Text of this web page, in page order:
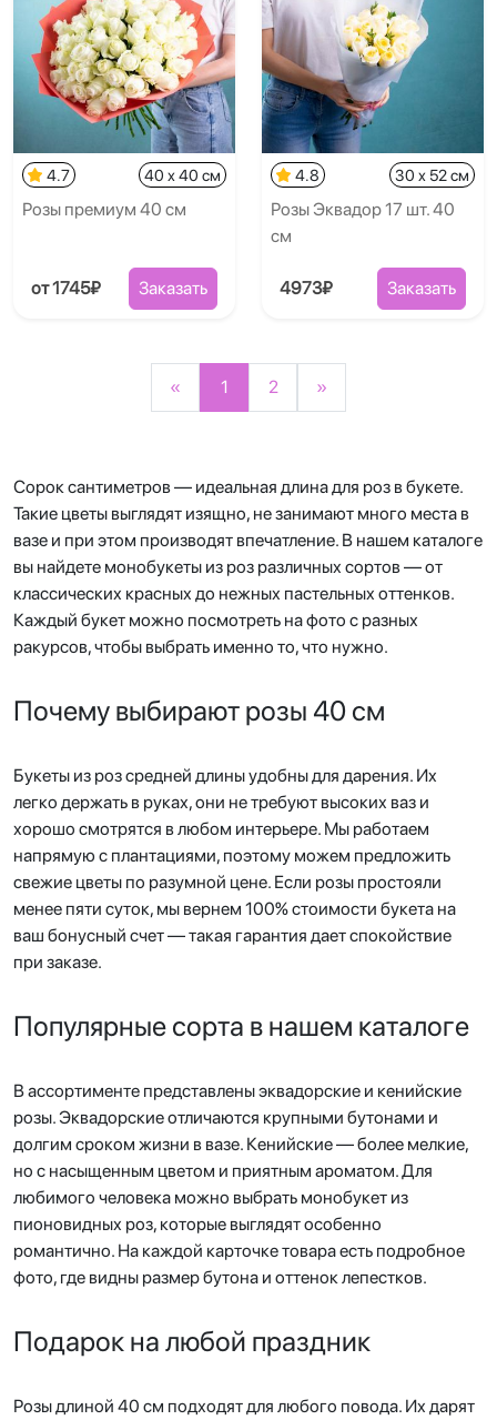
4.7 40 x 40 см
Розы премиум 40 см
от 1745₽ Заказать
4.8 30 x 52 см
Розы Эквадор 17 шт. 40
см
4973₽ Заказать
« 1 2 »
Сорок сантиметров — идеальная длина для роз в букете.
Такие цветы выглядят изящно, не занимают много места в
вазе и при этом производят впечатление. В нашем каталоге
вы найдете монобукеты из роз различных сортов — от
классических красных до нежных пастельных оттенков.
Каждый букет можно посмотреть на фото с разных
ракурсов, чтобы выбрать именно то, что нужно.
Почему выбирают розы 40 см
Букеты из роз средней длины удобны для дарения. Их
легко держать в руках, они не требуют высоких ваз и
хорошо смотрятся в любом интерьере. Мы работаем
напрямую с плантациями, поэтому можем предложить
свежие цветы по разумной цене. Если розы простояли
менее пяти суток, мы вернем 100% стоимости букета на
ваш бонусный счет — такая гарантия дает спокойствие
при заказе.
Популярные сорта в нашем каталоге
В ассортименте представлены эквадорские и кенийские
розы. Эквадорские отличаются крупными бутонами и
долгим сроком жизни в вазе. Кенийские — более мелкие,
но с насыщенным цветом и приятным ароматом. Для
любимого человека можно выбрать монобукет из
пионовидных роз, которые выглядят особенно
романтично. На каждой карточке товара есть подробное
фото, где видны размер бутона и оттенок лепестков.
Подарок на любой праздник
Розы длиной 40 см подходят для любого повода. Их дарят